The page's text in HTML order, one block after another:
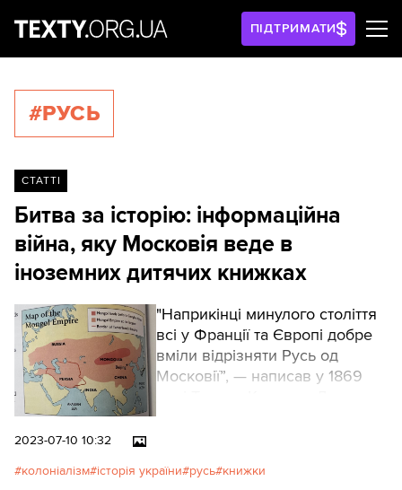
ПІДТРИМАТИ
#РУСЬ
СТАТТІ
Битва за історію: інформаційна
війна, яку Московія веде в
іноземних дитячих книжках
"Наприкінці минулого століття
всі у Франції та Європі добре
вміли відрізняти Русь од
Московії”, — написав у 1869
повинна забувати, що до
2023-07-10 10:32
колоніалізм історія україни русь книжки